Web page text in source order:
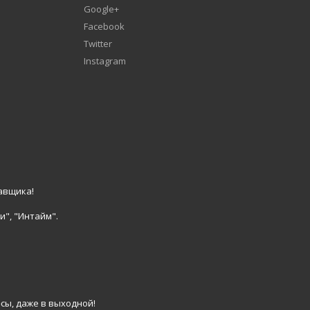
Google+
Facebook
Twitter
Instagram
"Интайм".
даже в выходной!